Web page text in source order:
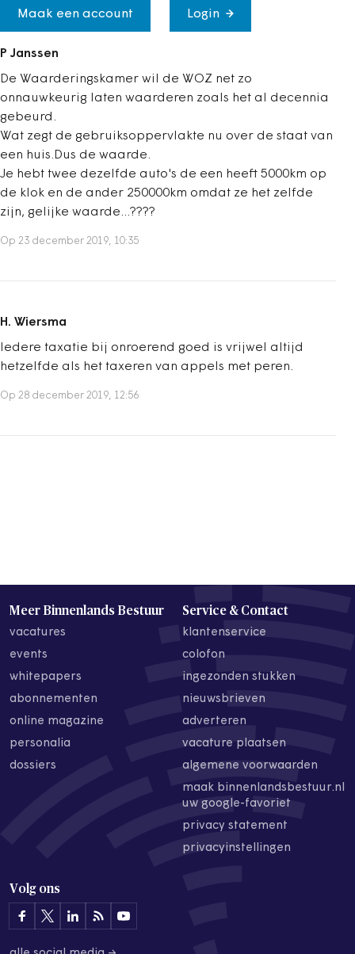
Maak een account Login
P Janssen
De Waarderingskamer wil de WOZ net zo
onnauwkeurig laten waarderen zoals het al decennia
gebeurd.
Wat zegt de gebruiksoppervlakte nu over de staat van
een huis.Dus de waarde.
Je hebt twee dezelfde auto's de een heeft 5000km op
de klok en de ander 250000km omdat ze het zelfde
zijn, gelijke waarde...????
Op 23 december 2019, 10:35
H. Wiersma
Iedere taxatie bij onroerend goed is vrijwel altijd
hetzelfde als het taxeren van appels met peren.
Op 28 december 2019, 12:56
Meer Binnenlands Bestuur
vacatures
events
whitepapers
abonnementen
online magazine
personalia
dossiers
Service & Contact
klantenservice
colofon
ingezonden stukken
nieuwsbrieven
adverteren
vacature plaatsen
algemene voorwaarden
maak binnenlandsbestuur.nl
uw google-favoriet
privacy statement
privacyinstellingen
Volg ons